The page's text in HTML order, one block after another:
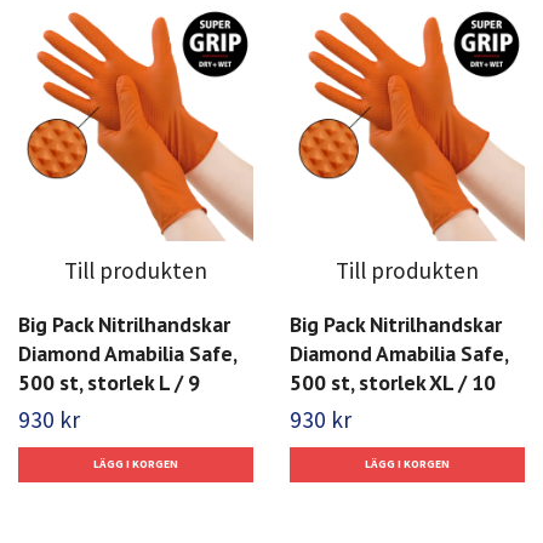
Till produkten
Big Pack Nitrilhandskar
Diamond Amabilia Safe,
500 st, storlek L / 9
930 kr
Till produkten
Big Pack Nitrilhandskar
Diamond Amabilia Safe,
500 st, storlek XL / 10
930 kr